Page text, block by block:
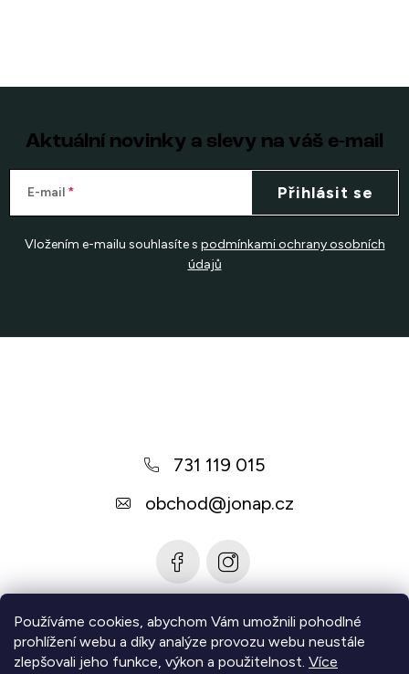
Používáme cookies, abychom Vám umožnili pohodlné
prohlížení webu a díky analýze provozu webu neustále
zlepšovali jeho funkce, výkon a použitelnost. Více
Aktuální novinky a slevy na váš e-mail
E-mail
Vložením e-mailu souhlasíte s podmínkami ochrany osobních
údajů
Přihlásit se
731 119 015
obchod@jonap.cz
Informace pro vás